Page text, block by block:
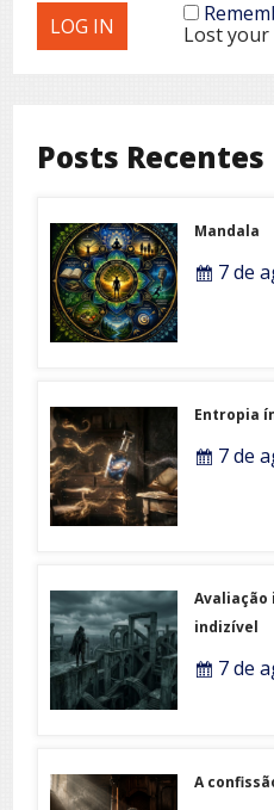
Lost your
Posts Recentes
Mandala
7 de
Entropia
7 de
indizível
7 de
A